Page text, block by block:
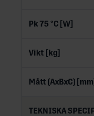
Pk 75 °C [W]
Vikt [kg]
Mått (AxBxC)
TEKNISKA